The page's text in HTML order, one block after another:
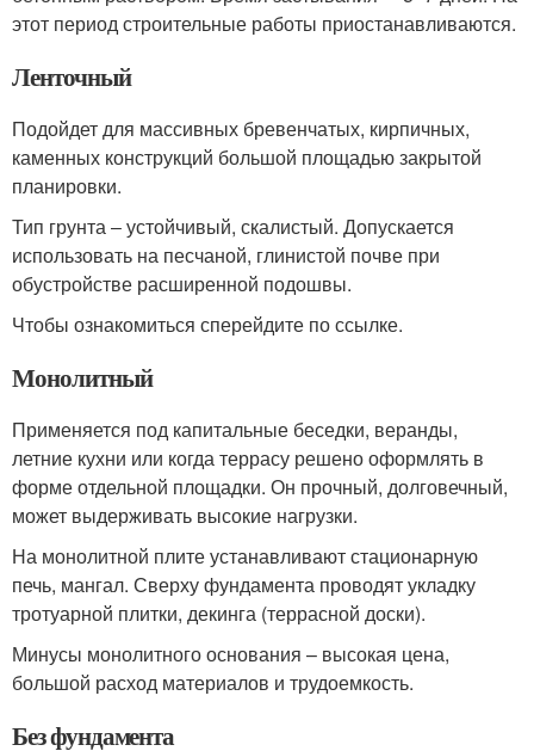
этот период строительные работы приостанавливаются.
Ленточный
Подойдет для массивных бревенчатых, кирпичных,
каменных конструкций большой площадью закрытой
планировки.
Тип грунта ‒ устойчивый, скалистый. Допускается
использовать на песчаной, глинистой почве при
обустройстве расширенной подошвы.
Чтобы ознакомиться сперейдите по ссылке.
Монолитный
Применяется под капитальные беседки, веранды,
летние кухни или когда террасу решено оформлять в
форме отдельной площадки. Он прочный, долговечный,
может выдерживать высокие нагрузки.
На монолитной плите устанавливают стационарную
печь, мангал. Сверху фундамента проводят укладку
тротуарной плитки, декинга (террасной доски).
Минусы монолитного основания – высокая цена,
большой расход материалов и трудоемкость.
Без фундамента